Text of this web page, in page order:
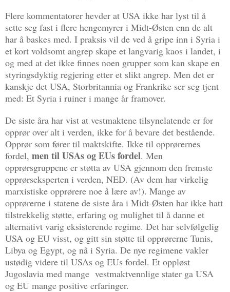
Flere kommentatorer hevder at USA ikke har lyst til å
sette seg fast i flere hengemyrer i Midt-Østen enn de alt
har å baskes med. I praksis vil de ved å gripe inn i Syria i
et kort voldsomt angrep skape et langvarig kaos i landet, i
og med at det ikke finnes noen grupper som kan skape en
styringsdyktig regjering etter et slikt angrep. Men det er
kanskje det USA, Storbritannia og Frankrike ser seg tjent
med: Et Syria i ruiner i mange år framover.
De siste åra har vist at vestmaktene tilsynelatende er for
opprør over alt i verden, ikke for å bevare det bestående.
Opprør som fører til maktskifte. Ikke til opprørernes
fordel, men til USAs og EUs fordel. Men
opprørsgruppene er støtta av USA gjennom den fremste
opprørseksperten i verden, NED. (Av dem har virkelig
marxistiske opprørere noe å lære av!). Mange av
opprørerne i statene de siste åra i Midt-Østen har ikke hatt
tilstrekkelig støtte, erfaring og mulighet til å danne et
alternativt varig eksisterende regime. Det har selvfølgelig
USA og EU visst, og gitt sin støtte til opprørerne Tunis,
Libya og Egypt, og nå i Syria. De nye regimene vakler
ustødig videre til USAs og EUs fordel. Et oppløst
Jugoslavia med mange vestmaktvennlige stater ga USA
og EU mange positive erfaringer.